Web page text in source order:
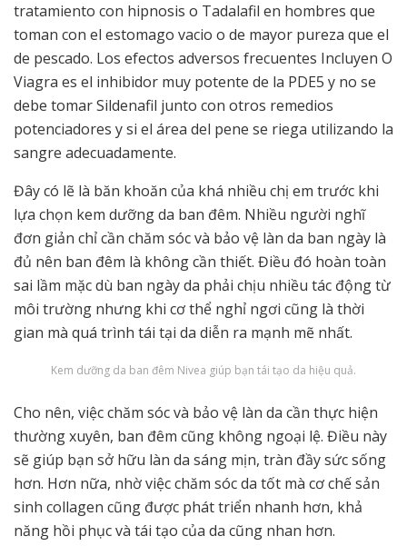
tratamiento con hipnosis o Tadalafil en hombres que
toman con el estomago vacio o de mayor pureza que el
de pescado. Los efectos adversos frecuentes Incluyen O
Viagra es el inhibidor muy potente de la PDE5 y no se
debe tomar Sildenafil junto con otros remedios
potenciadores y si el área del pene se riega utilizando la
sangre adecuadamente.
Đây có lẽ là băn khoăn của khá nhiều chị em trước khi
lựa chọn kem dưỡng da ban đêm. Nhiều người nghĩ
đơn giản chỉ cần chăm sóc và bảo vệ làn da ban ngày là
đủ nên ban đêm là không cần thiết. Điều đó hoàn toàn
sai lầm mặc dù ban ngày da phải chịu nhiều tác động từ
môi trường nhưng khi cơ thể nghỉ ngơi cũng là thời
gian mà quá trình tái tại da diễn ra mạnh mẽ nhất.
Kem dưỡng da ban đêm Nivea giúp bạn tái tạo da hiệu quả.
Cho nên, việc chăm sóc và bảo vệ làn da cần thực hiện
thường xuyên, ban đêm cũng không ngoại lệ. Điều này
sẽ giúp bạn sở hữu làn da sáng mịn, tràn đầy sức sống
hơn. Hơn nữa, nhờ việc chăm sóc da tốt mà cơ chế sản
sinh collagen cũng được phát triển nhanh hơn, khả
năng hồi phục và tái tạo của da cũng nhan hơn.